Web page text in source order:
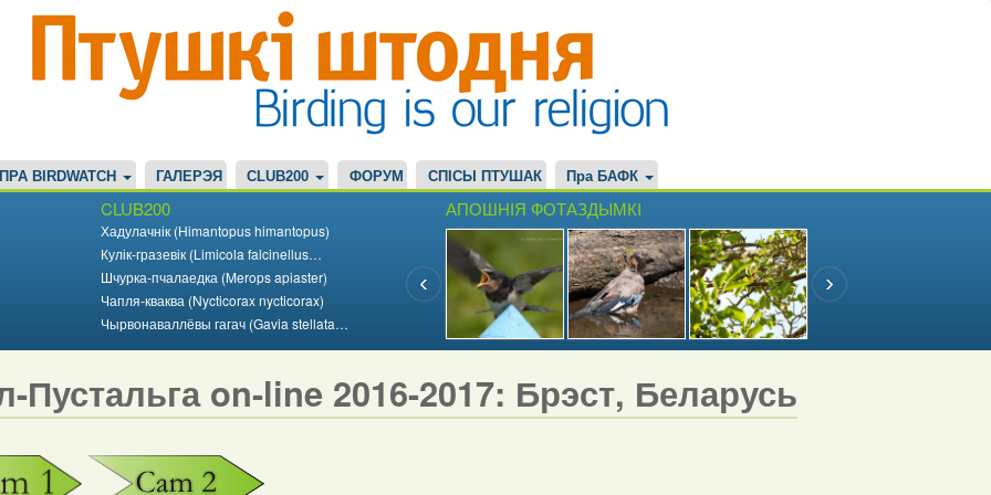
ПРА BIRDWATCH ГАЛЕРЭЯ CLUB200 ФОРУМ СПІСЫ ПТУШАК Пра БАФК
CLUB200
Хадулачнік (Himantopus himantopus)
Кулік-гразевік (Limicola falcinellus…
Шчурка-пчалаедка (Merops apiaster)
Чапля-кваква (Nycticorax nycticorax)
Чырвонаваллёвы гагач (Gavia stellata…
АПОШНІЯ ФОТАЗДЫМКІ
Пустальга on-line 2016-2017: Брэст, Беларусь